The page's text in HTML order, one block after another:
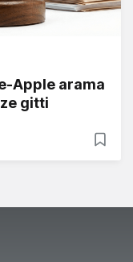
Apple arama
gitti